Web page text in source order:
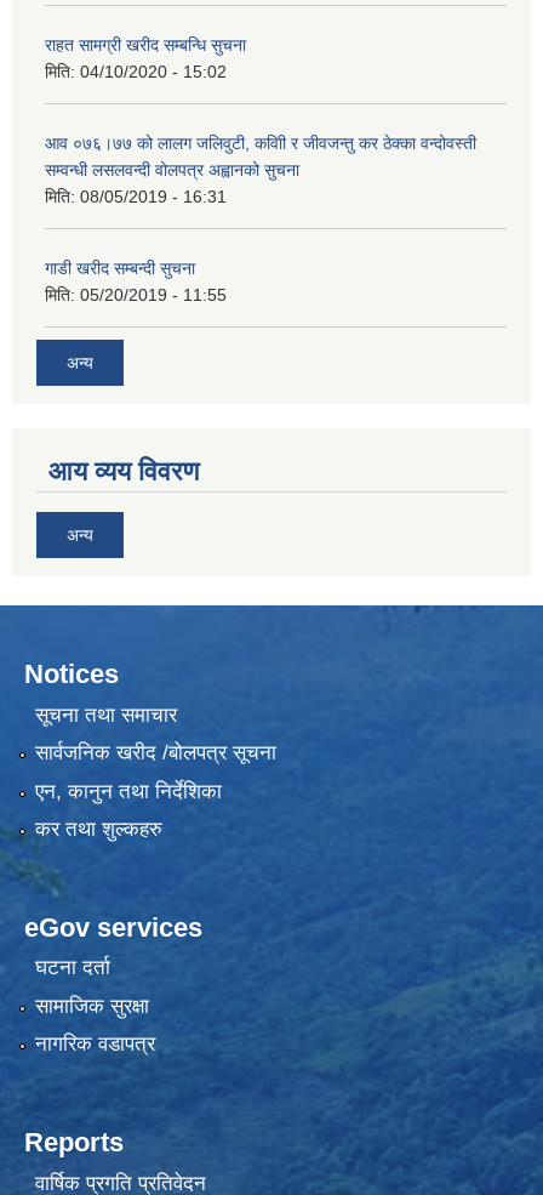
राहत सामग्री खरीद सम्बन्धि सुचना
मिति: 04/10/2020 - 15:02
आव ०७६।७७ को लालग जलिवुटी, कवािी र जीवजन्तु कर ठेक्का वन्दोवस्ती
सम्वन्धी लसलवन्दी वोलपत्र अह्वानको सुचना
मिति: 08/05/2019 - 16:31
गाडी खरीद सम्बन्दी सुचना
मिति: 05/20/2019 - 11:55
अन्य
आय व्यय विवरण
अन्य
Notices
सूचना तथा समाचार
सार्वजनिक खरीद /बोलपत्र सूचना
एन, कानुन तथा निर्देशिका
कर तथा शुल्कहरु
eGov services
घटना दर्ता
सामाजिक सुरक्षा
नागरिक वडापत्र
Reports
वार्षिक प्रगति प्रतिवेदन